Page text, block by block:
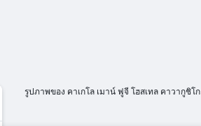
รูปภาพของ คาเกโล เมาน์ ฟูจี โฮสเทล คาวากูชิโ